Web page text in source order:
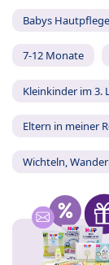
Babys Hautpflege
7-12 Monate
Kleinkinder im 3.
Eltern in meiner
Wichteln,